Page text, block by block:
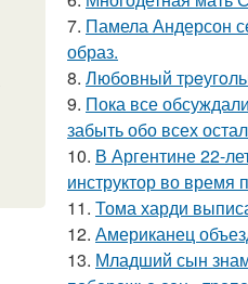
7. Памела Андерсон
образ.
8. Любoвный
9. Пока все
забыть обо всех
10. В Аргентине 22-
инструктор во время
11. Тома харди
12. Американец
13. Младший сын